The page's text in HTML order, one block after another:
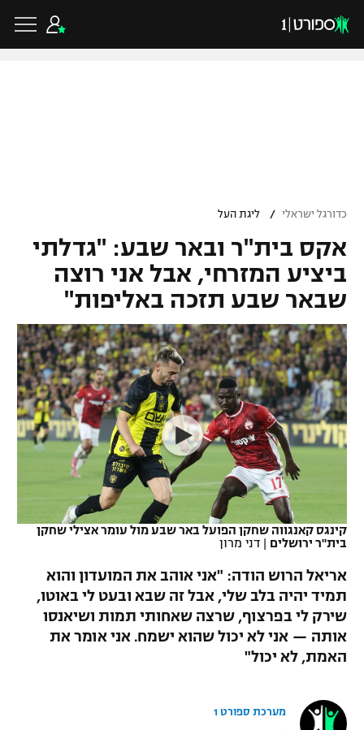
VOD
רץ ברשת
תוצאות
לוח שידורים
ברחבה
גביע הטוטו
ליגיונרים
גביע המדינה
נבחרת ישראל
מכבי חיפה
בית"ר ירושלים
מכבי תל אביב
הפועל תל אביב
הפועל חיפה
הפועל באר שבע
מכבי נתניה
ליגת האלופות
ליגה אירופית
ליגה אנגלית
ליגה גרמנית
ליגה ספרדית
ליגה איטלקית
ליגה צרפתית
ליגה הולנדית
ליגה סינית
ליגה ברזילאית
כדורסל ישראלי
ליגת ווינר סל
ליגה לאומית
כדורסל נשים
מכבי תל אביב
הפועל חולון
הפועל ירושלים
דני אבדיה
כדורסל עולמי
NBA
יורוליג
יורוקאפ
ענפים נוספים
טניס
כדוריד
שחייה
אגרוף
ספורט אולימפי
היאבקות WWE
כדורגל ישראלי / ליגת העל
אקס בית"ר ובאר שבע: "גדלתי
ביציע המזרחי, אבל אני רוצה
שבאר שבע תזכה באליפות"
קינגס קאנגווה שחקן הפועל באר שבע מול עומר אצילי שחקן
בית"ר ירושלים | דני מרון
אריאל הרוש הודה: "אני אוהב את המועדון והוא
תמיד יהיה בלב שלי, אבל זה שבא ובעט לי באוטו,
שירק לי בפרצוף, שרצה שאחותי תמות ושיאנסו
אותה — אני לא יכול שהוא ישמח. אני אומר את
האמת, לא יכול"
מערכת ספורט 1